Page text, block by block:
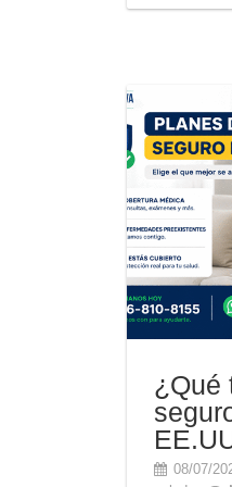
¿Qué
08/07/